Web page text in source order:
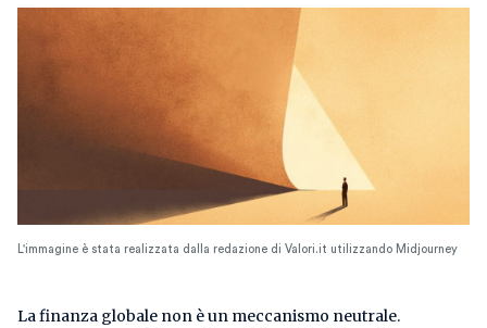
L'immagine è stata realizzata dalla redazione di Valori.it utilizzando Midjourney
La finanza globale non è un meccanismo neutrale.